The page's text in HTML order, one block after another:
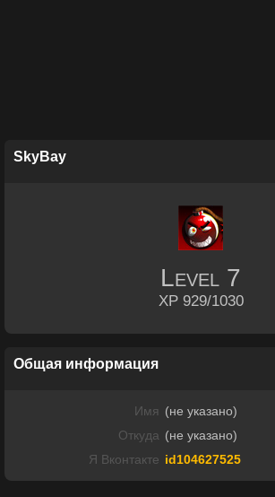
SkyBay
Level 7
XP 929/1030
Общая информация
Имя (не указано)
Откуда (не указано)
Я Вконтакте id104627525